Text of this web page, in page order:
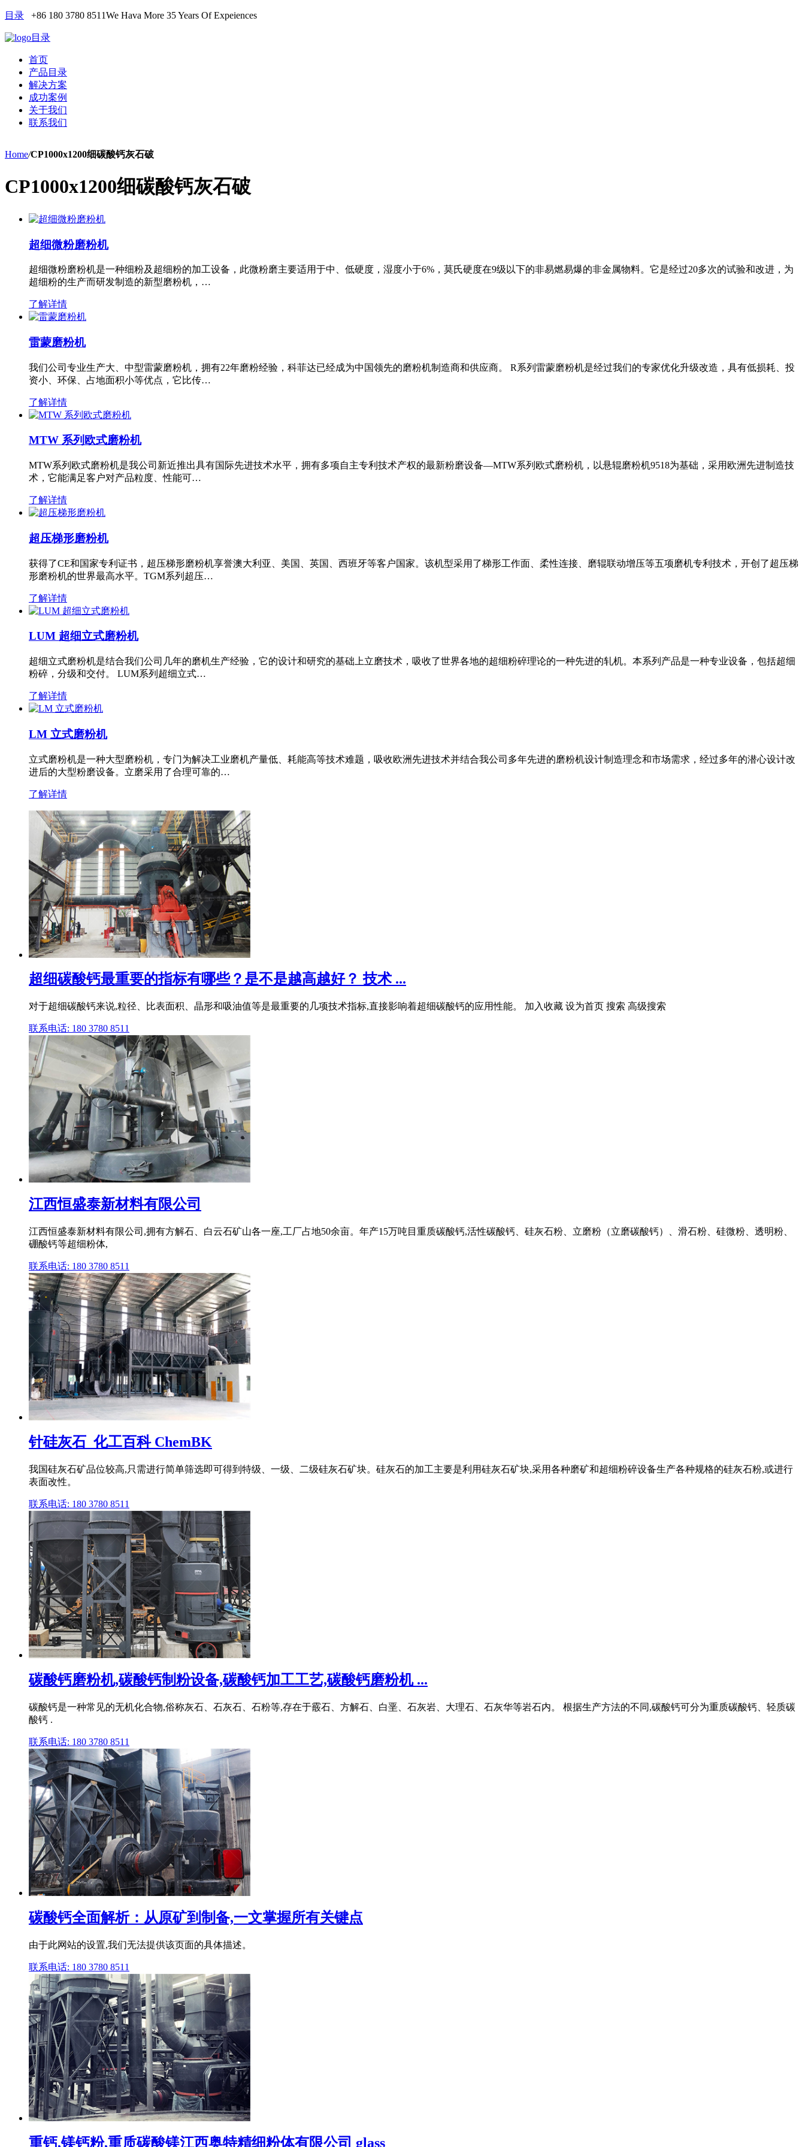
目录 +86 180 3780 8511We Hava More 35 Years Of Expeiences
目录
首页
产品目录
解决方案
成功案例
关于我们
联系我们
Home/CP1000x1200细碳酸钙灰石破
CP1000x1200细碳酸钙灰石破
超细微粉磨粉机
超细微粉磨粉机是一种细粉及超细粉的加工设备，此微粉磨主要适用于中、低硬度，湿度小于6%，莫氏硬度在9级以下的非易燃易爆的非金属物料。它是经过20多次的试验和改进，为
超细粉的生产而研发制造的新型磨粉机，…
了解详情
雷蒙磨粉机
我们公司专业生产大、中型雷蒙磨粉机，拥有22年磨粉经验，科菲达已经成为中国领先的磨粉机制造商和供应商。 R系列雷蒙磨粉机是经过我们的专家优化升级改造，具有低损耗、投
资小、环保、占地面积小等优点，它比传…
了解详情
MTW 系列欧式磨粉机
MTW系列欧式磨粉机是我公司新近推出具有国际先进技术水平，拥有多项自主专利技术产权的最新粉磨设备—MTW系列欧式磨粉机，以悬辊磨粉机9518为基础，采用欧洲先进制造技
术，它能满足客户对产品粒度、性能可…
了解详情
超压梯形磨粉机
获得了CE和国家专利证书，超压梯形磨粉机享誉澳大利亚、美国、英国、西班牙等客户国家。该机型采用了梯形工作面、柔性连接、磨辊联动增压等五项磨机专利技术，开创了超压梯
形磨粉机的世界最高水平。TGM系列超压…
了解详情
LUM 超细立式磨粉机
超细立式磨粉机是结合我们公司几年的磨机生产经验，它的设计和研究的基础上立磨技术，吸收了世界各地的超细粉碎理论的一种先进的轧机。本系列产品是一种专业设备，包括超细
粉碎，分级和交付。 LUM系列超细立式…
了解详情
LM 立式磨粉机
立式磨粉机是一种大型磨粉机，专门为解决工业磨机产量低、耗能高等技术难题，吸收欧洲先进技术并结合我公司多年先进的磨粉机设计制造理念和市场需求，经过多年的潜心设计改
进后的大型粉磨设备。立磨采用了合理可靠的…
了解详情
超细碳酸钙最重要的指标有哪些？是不是越高越好？ 技术 ...
对于超细碳酸钙来说,粒径、比表面积、晶形和吸油值等是最重要的几项技术指标,直接影响着超细碳酸钙的应用性能。 加入收藏 设为首页 搜索 高级搜索
联系电话: 180 3780 8511
江西恒盛泰新材料有限公司
江西恒盛泰新材料有限公司,拥有方解石、白云石矿山各一座,工厂占地50余亩。年产15万吨目重质碳酸钙,活性碳酸钙、硅灰石粉、立磨粉（立磨碳酸钙）、滑石粉、硅微粉、透明粉、
硼酸钙等超细粉体,
联系电话: 180 3780 8511
针硅灰石_化工百科 ChemBK
我国硅灰石矿品位较高,只需进行简单筛选即可得到特级、一级、二级硅灰石矿块。硅灰石的加工主要是利用硅灰石矿块,采用各种磨矿和超细粉碎设备生产各种规格的硅灰石粉,或进行
表面改性。
联系电话: 180 3780 8511
碳酸钙磨粉机,碳酸钙制粉设备,碳酸钙加工工艺,碳酸钙磨粉机 ...
碳酸钙是一种常见的无机化合物,俗称灰石、石灰石、石粉等,存在于霰石、方解石、白垩、石灰岩、大理石、石灰华等岩石内。 根据生产方法的不同,碳酸钙可分为重质碳酸钙、轻质碳
酸钙 .
联系电话: 180 3780 8511
碳酸钙全面解析：从原矿到制备,一文掌握所有关键点
由于此网站的设置,我们无法提供该页面的具体描述。
联系电话: 180 3780 8511
重钙,镁钙粉,重质碳酸镁江西奥特精细粉体有限公司 glass